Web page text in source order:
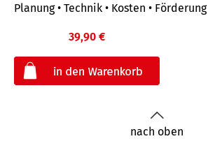
Planung • Technik • Kosten • Förderung
39,90 €
nach oben